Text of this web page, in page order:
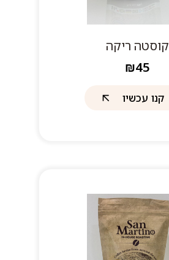
קוסטה ריקה
₪45
קנו עכשיו